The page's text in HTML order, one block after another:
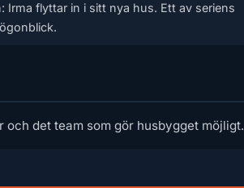
Irma flyttar in i sitt nya hus. Ett av seriens
det team som gör husbygget möjligt.